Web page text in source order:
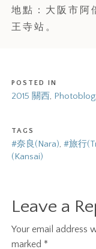
地點：大阪市阿
王寺站。
POSTED IN
2015 關西, Photoblog
TAGS
#奈良(Nara),#旅行
(Kansai)
Leave a
Your email address
marked *